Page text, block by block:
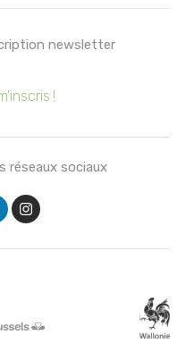
newsletter
!
réseaux sociaux